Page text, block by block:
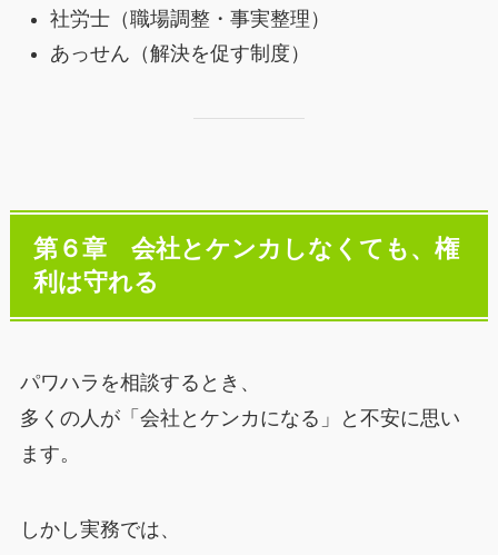
社労士（職場調整・事実整理）
あっせん（解決を促す制度）
第６章 会社とケンカしなくても、権
利は守れる
パワハラを相談するとき、
多くの人が「会社とケンカになる」と不安に思い
ます。
しかし実務では、